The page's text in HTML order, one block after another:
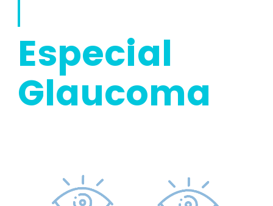
Especial
Glaucoma